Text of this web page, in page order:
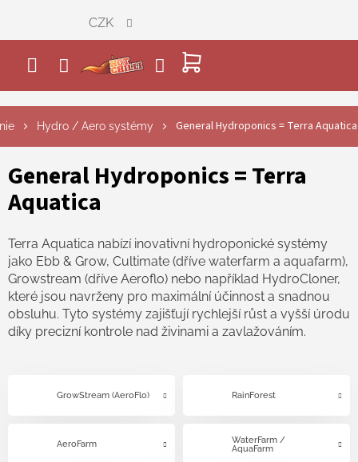
obsah
NÁKUPNÍ
KOŠÍK
CZK
Hydro / Aero systémy General Hydroponics = Terra Aquatica
General Hydroponics = Terra
Aquatica
Terra Aquatica nabízí inovativní hydroponické systémy
jako Ebb & Grow, Cultimate (dříve waterfarm a aquafarm),
Growstream (dříve Aeroflo) nebo například HydroCloner,
které jsou navrženy pro maximální účinnost a snadnou
obsluhu. Tyto systémy zajišťují rychlejší růst a vyšší úrodu
díky precizní kontrole nad živinami a zavlažováním.
GrowStream (AeroFlo) RainForest
AeroFarm
WaterFarm /
AquaFarm